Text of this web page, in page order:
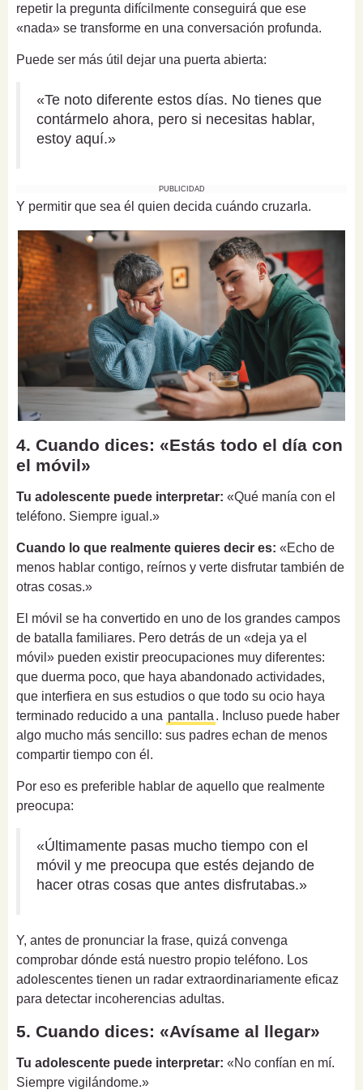
repetir la pregunta difícilmente conseguirá que ese
«nada» se transforme en una conversación profunda.
Puede ser más útil dejar una puerta abierta:
«Te noto diferente estos días. No tienes que
contármelo ahora, pero si necesitas hablar,
estoy aquí.»
PUBLICIDAD
Y permitir que sea él quien decida cuándo cruzarla.
4. Cuando dices: «Estás todo el día con
el móvil»
Tu adolescente puede interpretar: «Qué manía con el
teléfono. Siempre igual.»
Cuando lo que realmente quieres decir es: «Echo de
menos hablar contigo, reírnos y verte disfrutar también de
otras cosas.»
El móvil se ha convertido en uno de los grandes campos
de batalla familiares. Pero detrás de un «deja ya el
móvil» pueden existir preocupaciones muy diferentes:
que duerma poco, que haya abandonado actividades,
que interfiera en sus estudios o que todo su ocio haya
terminado reducido a una pantalla . Incluso puede haber
algo mucho más sencillo: sus padres echan de menos
compartir tiempo con él.
Por eso es preferible hablar de aquello que realmente
preocupa:
«Últimamente pasas mucho tiempo con el
móvil y me preocupa que estés dejando de
hacer otras cosas que antes disfrutabas.»
Y, antes de pronunciar la frase, quizá convenga
comprobar dónde está nuestro propio teléfono. Los
adolescentes tienen un radar extraordinariamente eficaz
para detectar incoherencias adultas.
5. Cuando dices: «Avísame al llegar»
Tu adolescente puede interpretar: «No confían en mí.
Siempre vigilándome.»